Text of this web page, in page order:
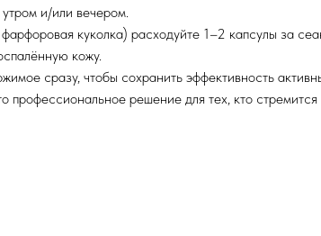
и/или вечером.
куколка) расходуйте 1–2 капсулы за
кожу.
сразу, чтобы сохранить эффективность
решение для тех, кто